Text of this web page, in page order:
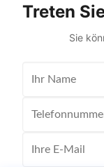
Treten
Sie